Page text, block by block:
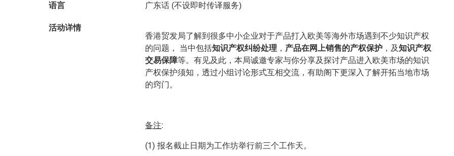
语言 广东话 (不设即时传译服务)
活动详情
香港贸发局了解到很多中小企业对于产品打入欧美等海外市场遇到不少知识产权
的问题， 当中包括知识产权纠纷处理 ， 产品在网上销售的产权保护 ，及知识产权
交易保障等。有见及此，本局诚邀专家与你分享及探讨产品进入欧美市场的知识
产权保护须知，透过小组讨论形式互相交流，有助阁下更深入了解开拓当地市场
的窍门。
备注:
(1) 报名截止日期为工作坊举行前三个工作天。